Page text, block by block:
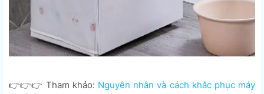
👉👉👉 Tham khảo: Nguyên nhân và cách khắc phục máy